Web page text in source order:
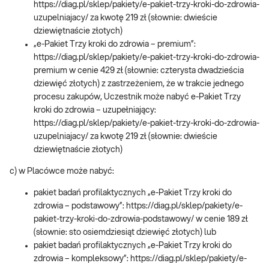
https://diag.pl/sklep/pakiety/e-pakiet-trzy-kroki-do-zdrowia-
uzupelniajacy/ za kwotę 219 zł (słownie: dwieście
dziewiętnaście złotych)
„e-Pakiet Trzy kroki do zdrowia – premium”:
https://diag.pl/sklep/pakiety/e-pakiet-trzy-kroki-do-zdrowia-
premium w cenie 429 zł (słownie: czterysta dwadzieścia
dziewięć złotych) z zastrzeżeniem, że w trakcie jednego
procesu zakupów, Uczestnik może nabyć e-Pakiet Trzy
kroki do zdrowia – uzupełniający:
https://diag.pl/sklep/pakiety/e-pakiet-trzy-kroki-do-zdrowia-
uzupelniajacy/ za kwotę 219 zł (słownie: dwieście
dziewiętnaście złotych)
c) w Placówce może nabyć:
pakiet badań profilaktycznych „e-Pakiet Trzy kroki do
zdrowia – podstawowy”: https://diag.pl/sklep/pakiety/e-
pakiet-trzy-kroki-do-zdrowia-podstawowy/ w cenie 189 zł
(słownie: sto osiemdziesiąt dziewięć złotych) lub
pakiet badań profilaktycznych „e-Pakiet Trzy kroki do
zdrowia – kompleksowy”: https://diag.pl/sklep/pakiety/e-